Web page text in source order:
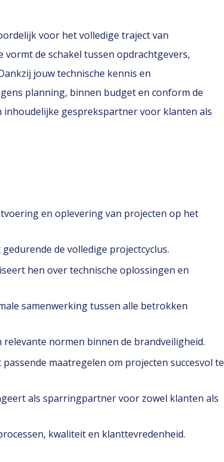
voor het volledige traject van
de schakel tussen opdrachtgevers,
jouw technische kennis en
planning, binnen budget en conform de
inhoudelijke gesprekspartner voor klanten als
en oplevering van projecten op het
de volledige projectcyclus.
hen over technische oplossingen en
samenwerking tussen alle betrokken
normen binnen de brandveiligheid.
maatregelen om projecten succesvol te
als sparringpartner voor zowel klanten als
kwaliteit en klanttevredenheid.